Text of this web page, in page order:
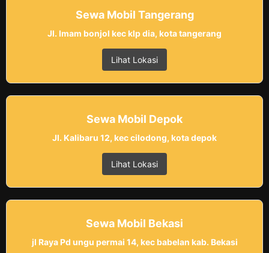
Sewa Mobil Tangerang
Jl. Imam bonjol kec klp dia, kota tangerang
Lihat Lokasi
Sewa Mobil Depok
Jl. Kalibaru 12, kec cilodong, kota depok
Lihat Lokasi
Sewa Mobil Bekasi
jl Raya Pd ungu permai 14, kec babelan kab. Bekasi